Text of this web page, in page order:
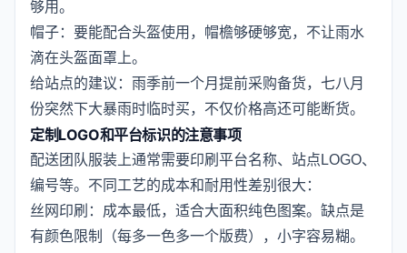
够用。
帽子：要能配合头盔使用，帽檐够硬够宽，不让雨水
滴在头盔面罩上。
给站点的建议：雨季前一个月提前采购备货，七八月
份突然下大暴雨时临时买，不仅价格高还可能断货。
定制LOGO和平台标识的注意事项
配送团队服装上通常需要印刷平台名称、站点LOGO、
编号等。不同工艺的成本和耐用性差别很大：
丝网印刷：成本最低，适合大面积纯色图案。缺点是
有颜色限制（每多一色多一个版费），小字容易糊。